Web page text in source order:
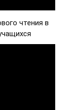
чтения в